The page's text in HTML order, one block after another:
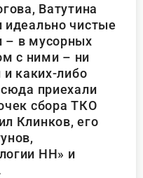
Ватутина
идеально чистые
– в мусорных
с ними – ни
и каких-либо
приехали
сбора ТКО
Клинков, его
НН» и